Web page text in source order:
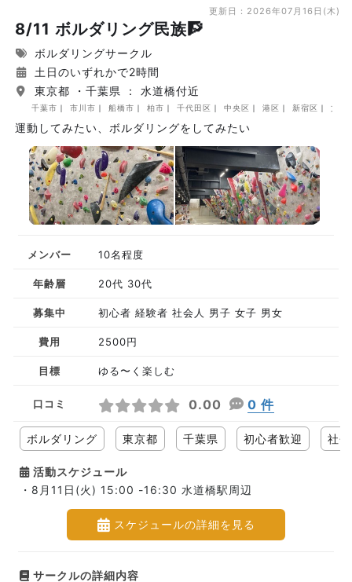
更新日： 2026年07月16日(木)
8/11 ボルダリング民族🧗
ボルダリングサークル
土日のいずれかで2時間
東京都 ・千葉県 ： 水道橋付近
千葉市 市川市 船橋市 柏市 千代田区 中央区 港区 新宿区 文京
運動してみたい、ボルダリングをしてみたい
メンバー 10名程度
年齢層 20代 30代
募集中 初心者 経験者 社会人 男子 女子 男女
費用 2500円
目標 ゆる〜く楽しむ
口コミ 0.00 0 件
ボルダリング 東京都 千葉県 初心者歓迎 社
活動スケジュール
・8月11日(火) 15:00 -16:30 水道橋駅周辺
スケジュールの詳細を見る
サークルの詳細内容